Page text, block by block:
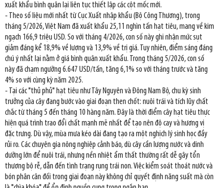
xuất khẩu bình quân lại liên tục thiết lập các cột mốc mới.
- Theo số liệu mới nhất từ Cục Xuất nhập khẩu (Bộ Công Thương), trong
tháng 5/2026, Việt Nam đã xuất khẩu 25,11 nghìn tấn hạt tiêu, mang về kim
ngạch 166,9 triệu USD. So với tháng 4/2026, con số này ghi nhận mức sụt
giảm đáng kể 18,9% về lượng và 13,9% về trị giá. Tuy nhiên, điểm sáng đáng
chú ý nhất lại nằm ở giá bình quân xuất khẩu. Trong tháng 5/2026, con số
này đã chạm ngưỡng 6.647 USD/tấn, tăng 6,1% so với tháng trước và tăng
4% so với cùng kỳ năm 2025.
- Tại các "thủ phủ" hạt tiêu như Tây Nguyên và Đông Nam Bộ, chu kỳ sinh
trưởng của cây đang bước vào giai đoạn then chốt: nuôi trái và tích lũy chất
chắc từ tháng 5 đến tháng 10 hàng năm. Đây là thời điểm cây hạt tiêu thực
hiện quá trình trao đổi chất mạnh mẽ nhất để tạo nên độ cay và hương vị
đặc trưng. Dù vậy, mùa mưa kéo dài đang tạo ra một nghịch lý sinh học đầy
rủi ro. Các chuyên gia nông nghiệp cảnh báo, dù cây cần lượng nước và dinh
dưỡng lớn để nuôi trái, nhưng nền nhiệt ẩm thất thường rất dễ gây tổn
thương bộ rễ, dẫn đến tình trạng rụng trái non. Việc kiểm soát thoát nước và
bón phân cân đối trong giai đoạn này không chỉ quyết định năng suất mà còn